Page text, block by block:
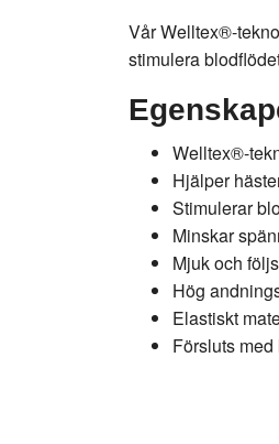
Vår Welltex®-
stimulera
Welltex®-
Hjälper
Stimulerar
Minskar
Mjuk och
Hög
Elastiskt
Försluts